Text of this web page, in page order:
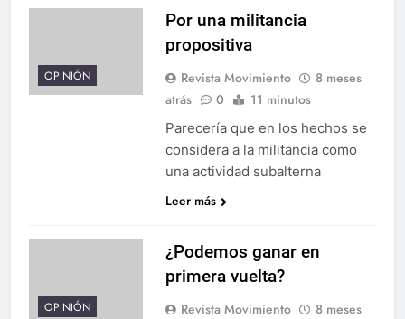
OPINIÓN
Por una militancia
propositiva
Revista Movimiento
8 meses
atrás
0 11 minutos
Parecería que en los hechos se
considera a la militancia como
una actividad subalterna
Leer más
OPINIÓN
¿Podemos ganar en
primera vuelta?
Revista Movimiento
8 meses